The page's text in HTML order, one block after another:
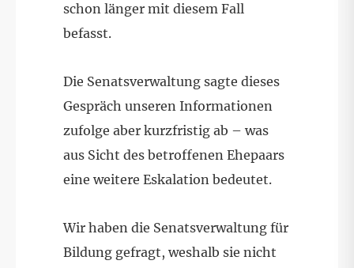
schon länger mit diesem Fall
befasst.
Die Senatsverwaltung sagte dieses
Gespräch unseren Informationen
zufolge aber kurzfristig ab – was
aus Sicht des betroffenen Ehepaars
eine weitere Eskalation bedeutet.
Wir haben die Senatsverwaltung für
Bildung gefragt, weshalb sie nicht